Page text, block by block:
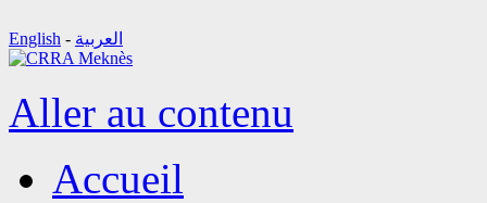
English - العربية
Aller au contenu
Accueil